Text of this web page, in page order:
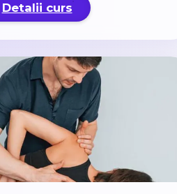
Detalii curs